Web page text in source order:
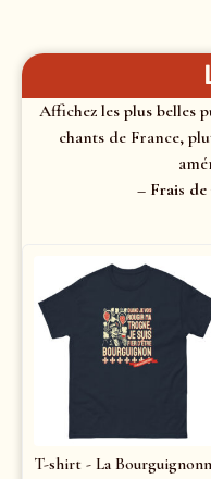
Affichez les plus belles
chants de France,
– Frais
T-shirt - La